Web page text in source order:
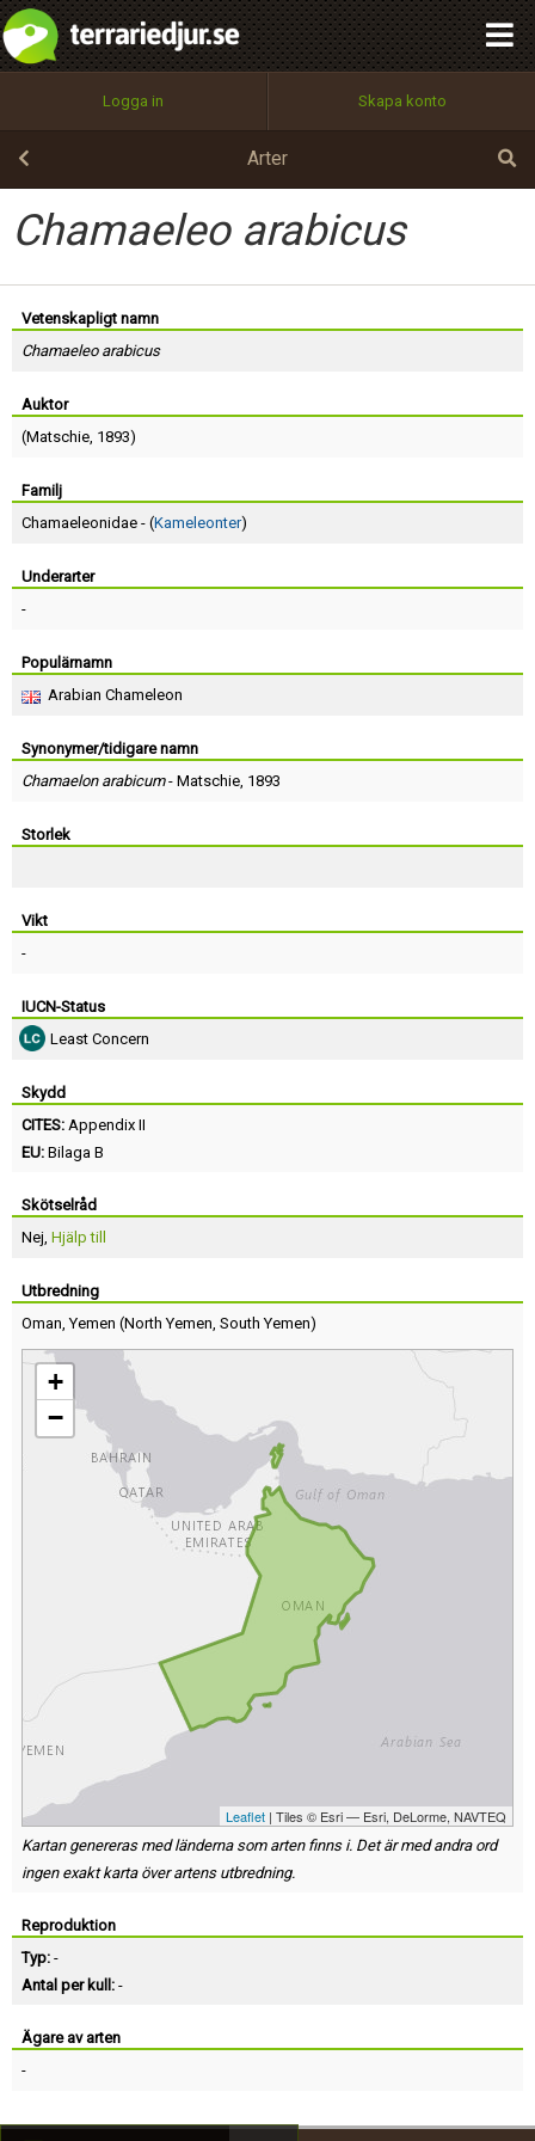
Logga in Skapa konto
Arter
Chamaeleo arabicus
Vetenskapligt namn
Chamaeleo arabicus
Auktor
(Matschie, 1893)
Familj
Chamaeleonidae - (Kameleonter)
Underarter
-
Populärnamn
Arabian Chameleon
Synonymer/tidigare namn
Chamaelon arabicum- Matschie, 1893
Storlek
Vikt
-
IUCN-Status
Least Concern
Skydd
CITES: Appendix II
EU: Bilaga B
Skötselråd
Nej, Hjälp till
Utbredning
Oman,Yemen (North Yemen, South Yemen)
+
−
Leaflet | Tiles © Esri — Esri, DeLorme, NAVTEQ
Kartan genereras med länderna som arten finns i. Det är med andra ord
ingen exakt karta över artens utbredning.
Reproduktion
Typ: -
Antal per kull: -
Ägare av arten
-
Utför
100%
OK
integritetspolicy
Namn:
Epost:
Lösenord:
Terms of Service
Skapa konto
Begär nytt lösenord
Tillbaka till förstasidan